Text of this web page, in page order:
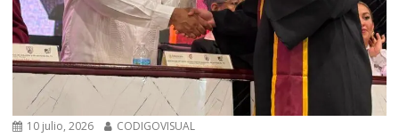
10 julio, 2026 CODIGOVISUAL